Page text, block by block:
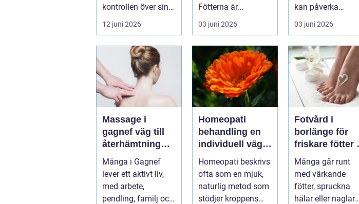
kontrollen över sin
konsumtion av
alkohol, läkemedel...
12 juni 2026
Fötterna är
pyttesmå, huden är
mjuk och varje lite...
03 juni 2026
kan påverka
vardagen. Nedsatt
känsel, sämre ...
03 juni 2026
Massage i
gagnef väg till
återhämtning
och bättre hälsa
Många i Gagnef
lever ett aktivt liv,
med arbete,
pendling, familj och
Homeopati
behandling en
individuell väg
mot bättre
balans
Homeopati beskrivs
ofta som en mjuk,
naturlig metod som
stödjer kroppens
Fotvård i
borlänge för
friskare fötter i
vardagen
Många går runt
med värkande
fötter, spruckna
hälar eller naglar